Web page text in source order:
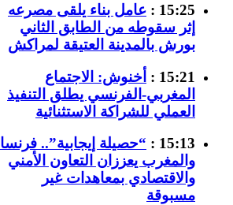
15:25 :
عامل بناء يلقى مصرعه
إثر سقوطه من الطابق الثاني
بورش بالمدينة العتيقة لمراكش
15:21 :
أخنوش: الاجتماع
المغربي-الفرنسي يطلق التنفيذ
العملي للشراكة الاستثنائية
15:13 :
“حصيلة إيجابية”.. فرنسا
والمغرب يعززان التعاون الأمني
والاقتصادي بمعاهدات غير
مسبوقة